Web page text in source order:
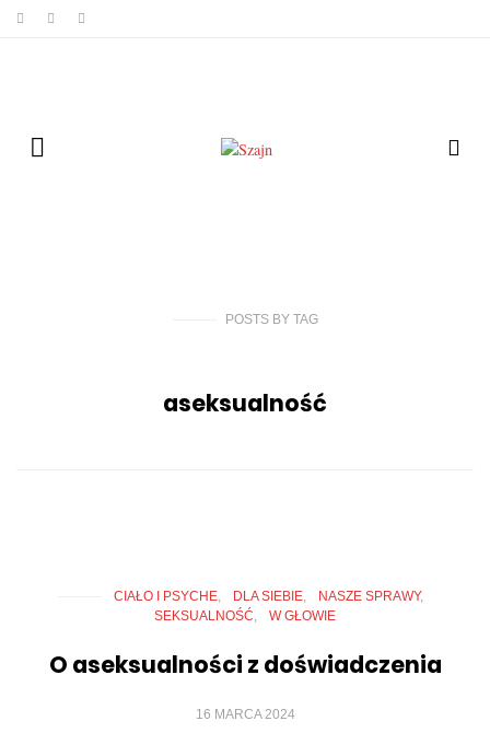
POSTS BYTAG
aseksualność
CIAŁO I PSYCHE DLA SIEBIE
NASZE SPRAWY
SEKSUALNOŚĆ
W GŁOWIE
O aseksualności z doświadczenia
16 MARCA 2024